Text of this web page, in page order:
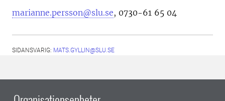
marianne.persson@slu.se, 0730-61 65 04
SIDANSVARIG: MATS.GYLLIN@SLU.SE